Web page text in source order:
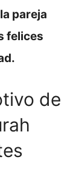
la pareja
felices
de